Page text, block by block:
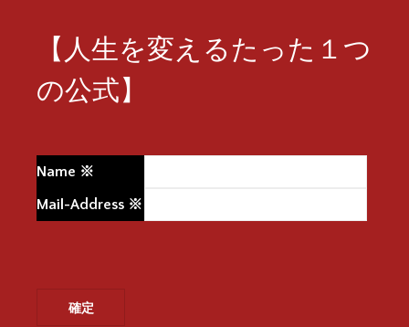
【人生を変えるたった１つ
の公式】
Name ※
Mail-Address ※